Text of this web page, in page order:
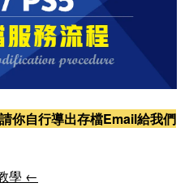
你自行導出存檔Email給我們
學 ←